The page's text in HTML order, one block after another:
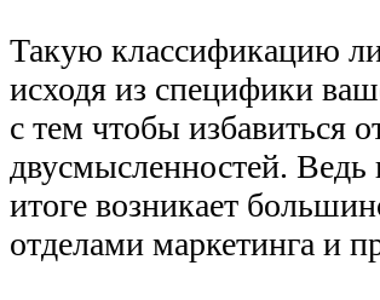
Такую классификацию
исходя из специфики
с тем чтобы избавиться
двусмысленностей.
итоге возникает
отделами маркетинга и